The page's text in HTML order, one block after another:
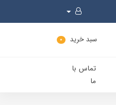
سبد خرید 0
تماس با
ما